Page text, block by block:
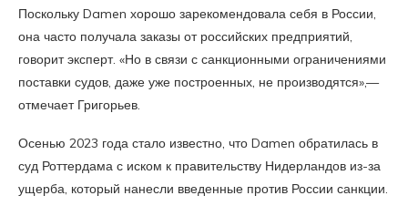
Поскольку Damen хорошо зарекомендовала себя в России,
она часто получала заказы от российских предприятий,
говорит эксперт. «Но в связи с санкционными ограничениями
поставки судов, даже уже построенных, не производятся»,—
отмечает Григорьев.
Осенью 2023 года стало известно, что Damen обратилась в
суд Роттердама с иском к правительству Нидерландов из-за
ущерба, который нанесли введенные против России санкции.